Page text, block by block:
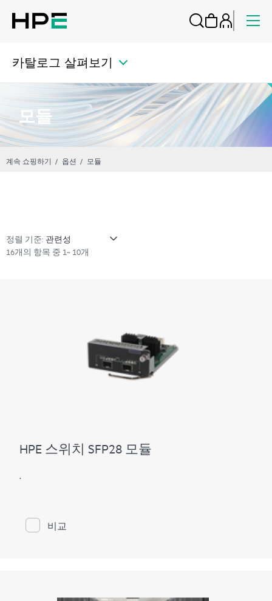
카탈로그 살펴보기
모듈
계속 쇼핑하기 옵션 모듈
정렬 기준:
16개의 항목 중 1~ 10개
HPE 스위치 SFP28 모듈
.
비교